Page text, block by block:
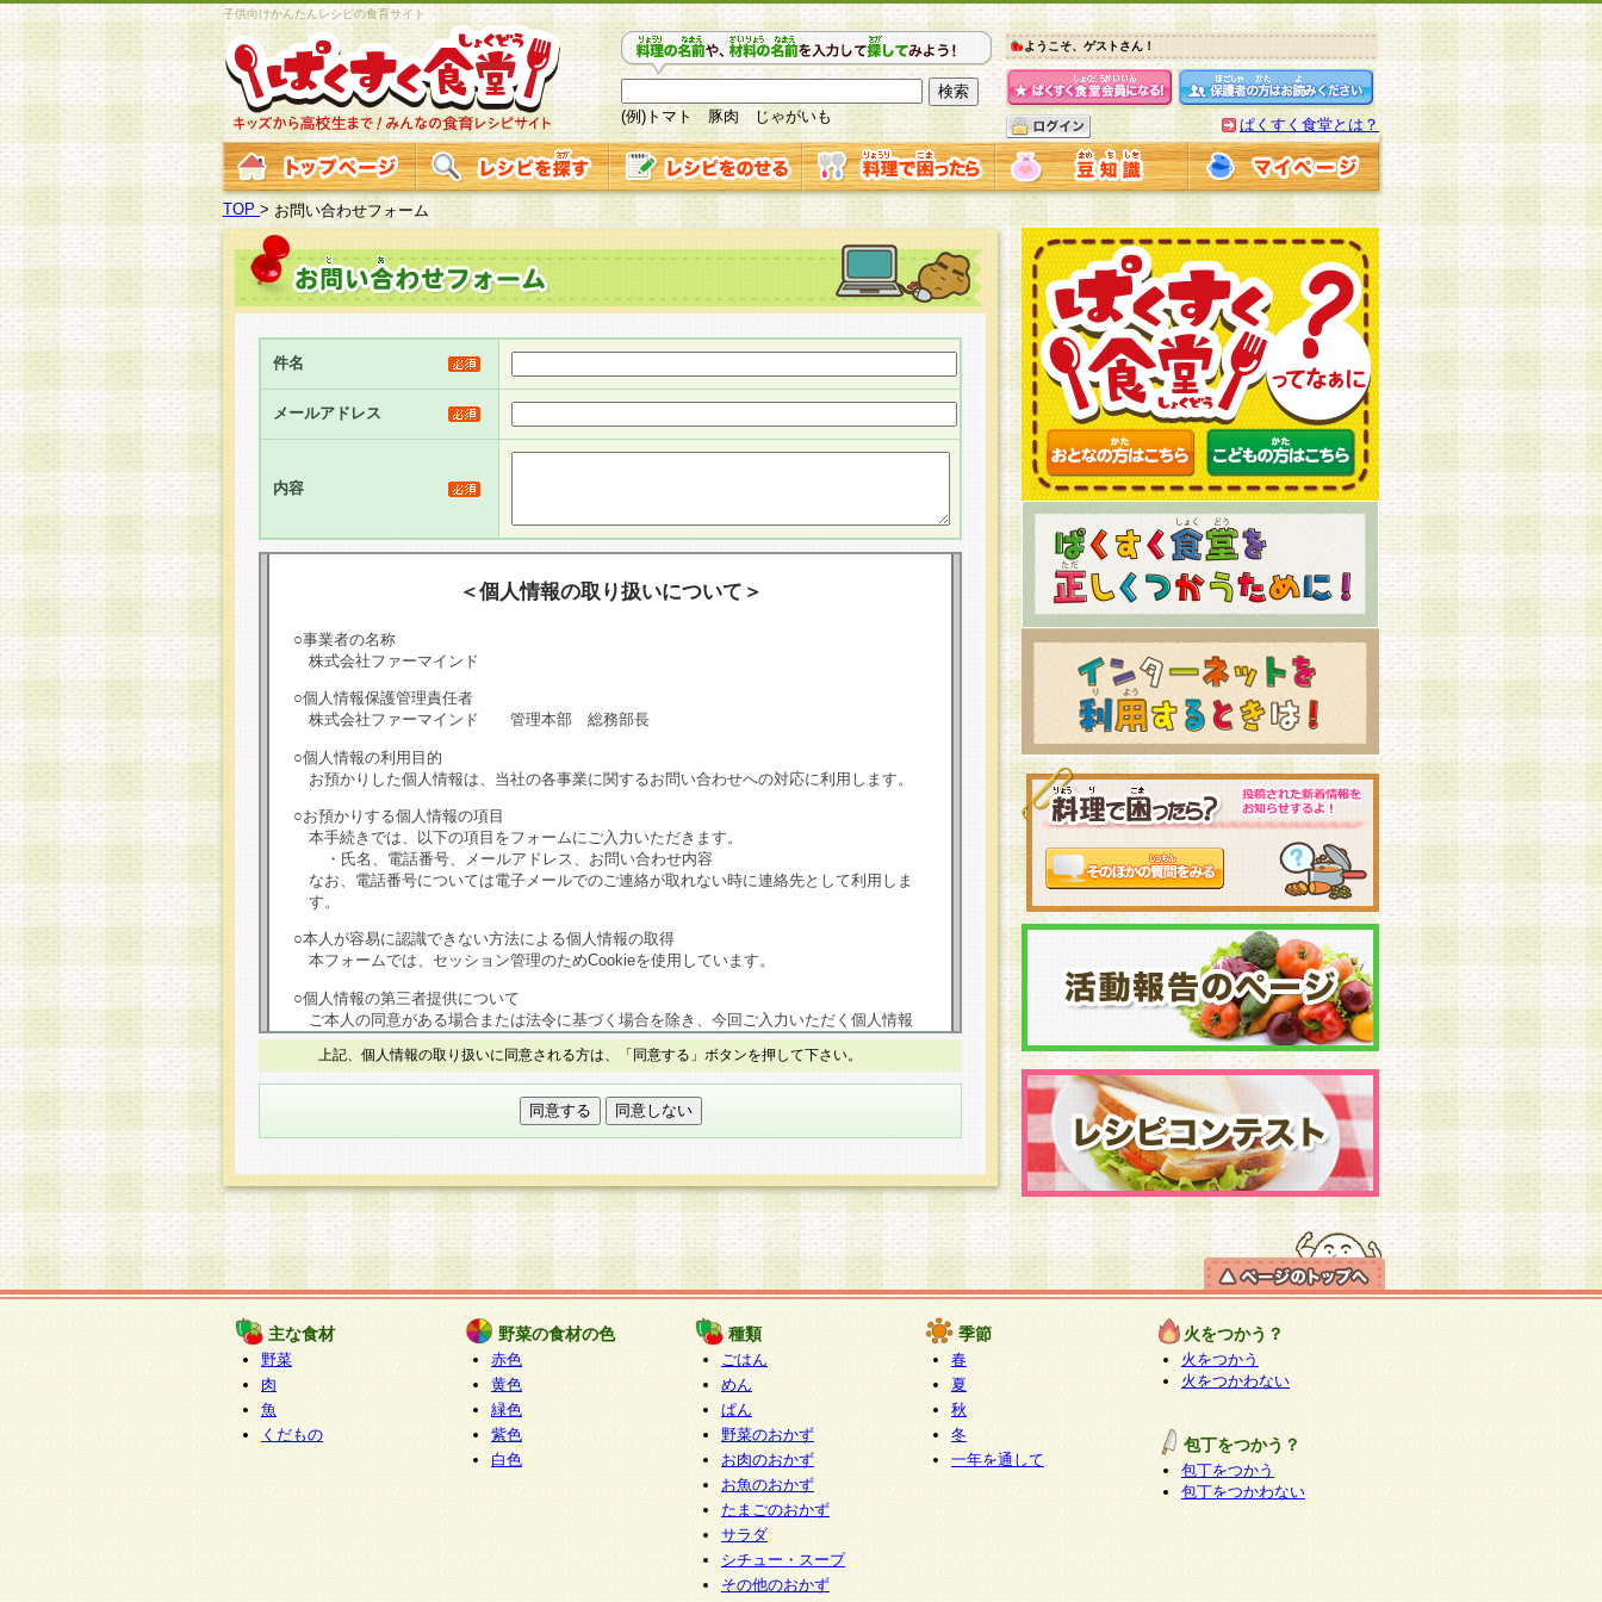
子供向けかんたんレシピの食育サイト
(例)トマト 豚肉 じゃがいも
ようこそ、ゲストさん！
ぱくすく食堂とは？
TOP >お問い合わせフォーム
件名
メールアドレス
内容
＜個人情報の取り扱いについて＞
○事業者の名称
株式会社ファーマインド
○個人情報保護管理責任者
株式会社ファーマインド 管理本部 総務部長
○個人情報の利用目的
お預かりした個人情報は、当社の各事業に関するお問い合わせへの対応に利用します。
○お預かりする個人情報の項目
本手続きでは、以下の項目をフォームにご入力いただきます。
・氏名、電話番号、メールアドレス、お問い合わせ内容
なお、電話番号については電子メールでのご連絡が取れない時に連絡先として利用しま
す。
○本人が容易に認識できない方法による個人情報の取得
本フォームでは、セッション管理のためCookieを使用しています。
○個人情報の第三者提供について
ご本人の同意がある場合または法令に基づく場合を除き、今回ご入力いただく個人情報
は第三者に提供しません。
個人情報の取り扱いを外部に委託する場合は、当社が規定する個人情報管理基準を満た
す企業を選定して委託を行い、適切な取り扱いが行われるよう監督します。
本人からの求めにより、当社が本件により取得した開示対象個人情報の利用目的の通
知・開示・内容の訂正・追加または削除・利用の停止・消去及び第三者への提供の禁止
（以下、総称して「開示等」といいます。）に応じます。
開示等に応じる窓口は以下になります。
ぱくすく食堂個人情報お客様相談窓口
paku-info@pakusuku.com
個人情報を与えることは任意ですが、個人情報の取扱いについて同意をいただけない場
合には、当社のサービスの提供、お客様からのお問い合わせ・ご相談への対応ができな
い場合がございますのでご了承ください。
上記、個人情報の取り扱いに同意される方は、「同意する」ボタンを押して下さい。
主な食材
野菜
肉
魚
くだもの
野菜の食材の色
赤色
黄色
緑色
紫色
白色
種類
ごはん
めん
ぱん
野菜のおかず
お肉のおかず
お魚のおかず
たまごのおかず
サラダ
シチュー・スープ
その他のおかず
季節
春
夏
秋
冬
一年を通して
火をつかう？
火をつかう
火をつかわない
包丁をつかう？
包丁をつかう
包丁をつかわない